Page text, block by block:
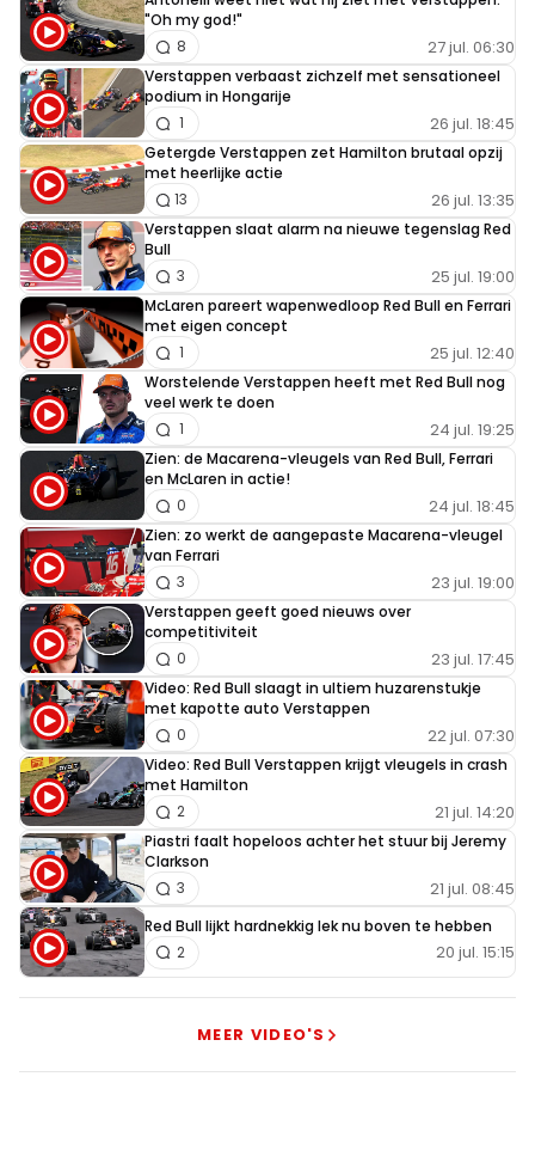
"Oh my god!"
27 jul. 06:30
8
Verstappen verbaast zichzelf met sensationeel
podium in Hongarije
26 jul. 18:45
1
Getergde Verstappen zet Hamilton brutaal opzij
met heerlijke actie
26 jul. 13:35
13
Verstappen slaat alarm na nieuwe tegenslag Red
Bull
25 jul. 19:00
3
McLaren pareert wapenwedloop Red Bull en Ferrari
met eigen concept
25 jul. 12:40
1
Worstelende Verstappen heeft met Red Bull nog
veel werk te doen
24 jul. 19:25
1
Zien: de Macarena-vleugels van Red Bull, Ferrari
en McLaren in actie!
24 jul. 18:45
0
Zien: zo werkt de aangepaste Macarena-vleugel
van Ferrari
23 jul. 19:00
3
Verstappen geeft goed nieuws over
competitiviteit
23 jul. 17:45
0
Video: Red Bull slaagt in ultiem huzarenstukje
met kapotte auto Verstappen
22 jul. 07:30
0
Video: Red Bull Verstappen krijgt vleugels in crash
met Hamilton
21 jul. 14:20
2
Piastri faalt hopeloos achter het stuur bij Jeremy
Clarkson
21 jul. 08:45
3
Red Bull lijkt hardnekkig lek nu boven te hebben
20 jul. 15:15
2
MEER VIDEO'S